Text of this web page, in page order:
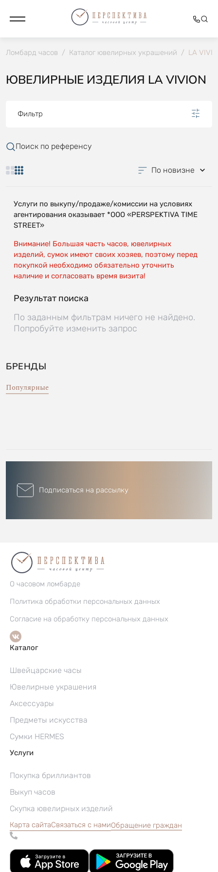
Ломбард часов / Каталог ювелирных украшений / LA
ЮВЕЛИРНЫЕ ИЗДЕЛИЯ LA VIVION
Фильтр
Поиск по референсу
По новизне
Услуги по выкупу/продаже/комиссии на условиях
агентирования оказывает *OOO «PERSPEKTIVA TIME
STREET»
Внимание! Большая часть часов, ювелирных
изделий, сумок имеют своих хозяев, поэтому перед
покупкой необходимо обязательно уточнить
наличие и согласовать время визита!
Результат поиска
По заданным фильтрам ничего не найдено.
Попробуйте изменить запрос
БРЕНДЫ
Популярные
Подписаться на рассылку
О часовом ломбарде
Политика обработки персональных данных
Согласие на обработку персональных данных
Каталог
Швейцарские часы
Ювелирные украшения
Аксессуары
Предметы искусства
Сумки HERMES
Услуги
Покупка бриллиантов
Выкуп часов
Скупка ювелирных изделий
Карта сайтаСвязаться с намиОбращение граждан